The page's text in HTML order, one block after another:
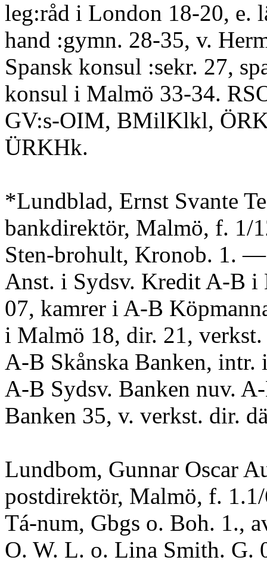
leg:råd i London 18-20, e.
hand :gymn. 28-35, v.
Spansk konsul :sekr. 27,
konsul i Malmö 33-34.
GV:s-OIM, BMilKlkl,
ÜRKHk.
*Lundblad, Ernst Svante
bankdirektör, Malmö, f. 1/
Sten-brohult, Kronob. 1.
Anst. i Sydsv. Kredit A-B i
07, kamrer i A-B
i Malmö 18, dir. 21,
A-B Skånska Banken, intr.
A-B Sydsv. Banken nuv.
Banken 35, v. verkst. dir.
Lundbom, Gunnar Oscar
postdirektör, Malmö, f.
Tá-num, Gbgs o. Boh. 1.,
O. W. L. o. Lina Smith. G.